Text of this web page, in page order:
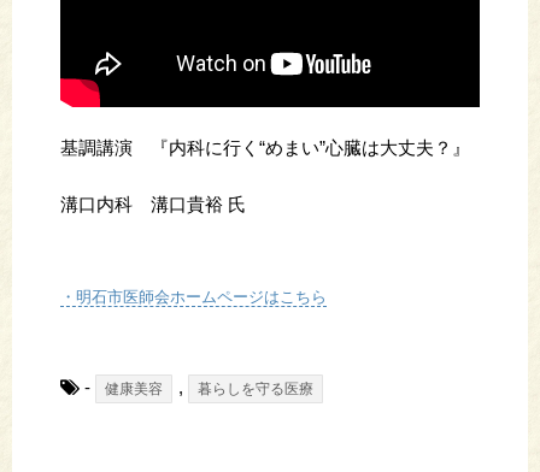
基調講演 『内科に行く“めまい”心臓は大丈夫？』
溝口内科 溝口貴裕 氏
・明石市医師会ホームページはこちら
- 健康美容 , 暮らしを守る医療